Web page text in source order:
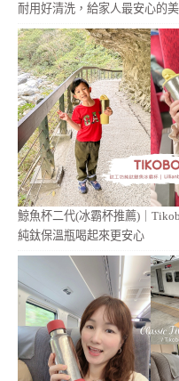
耐用好清洗，給家人最安心的美
鯨魚杯二代(冰霸杯推薦)｜
純鈦保溫瓶喝起來更安心